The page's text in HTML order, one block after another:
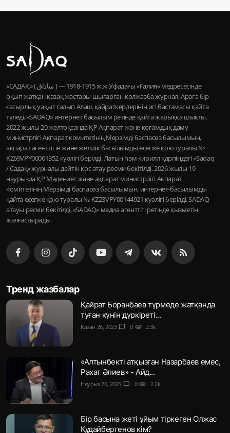
«САДАҚ» ( ساداق ) — 1915-1918 ж.ж Уфадағы «Ғалия» медресесінде
оқып жатқан қазақ жастары шығарған қолжазба журнал. Араға бір
ғасырлық уақыт салып Алаш қайраткерлерінің игі бастамасы қайта
түледі, «SADAQ» интернет басылым ретінде қайта жарыққа шықты.
2022 жылы 20 желтоқсанда ҚР Ақпарат және қоғамдық даму
министрлігі Ақпарат комитетінің Мерзімді баспасөз басылымын,
ақпарат агенттігін және желілік басылымды есепке қою туралы №
KZ69VPY00061352 куәлігі берілді. Латын һәм кирилл қарпіндегі «Sadaq
/ Садақ» журналы дейтін қос атау ресми бекітілді. 2026 жылы 19
наурызда ҚР Мәдениет және ақпарат министрлігі Ақпарат
комитетінің Мерзімді баспасөз басылымын, интернет-басылымды
қайта есепке қою туралы № KZ23VPY00144921 куәлігі берілді. SADAQ
атауы ресми бекітілді, «SADAQ» медиа агенттігі ретінде қызметін
жалғастырады.
Тренд жазбалар
Қайрат Боранбаев түрмеде жатқанда
туған күнін дүркіреті...
Қазан 26, 2023 chat_bubble 0 visibility 2.3k
«Алтынбекті атқызған Назарбаев емес,
Рахат Әлиев» - Айд...
Наурыз 26, 2025 chat_bubble 0 visibility 2.2k
Бір басына жеті ұйым тіркеген Олжас
Құдайбергенов кім?